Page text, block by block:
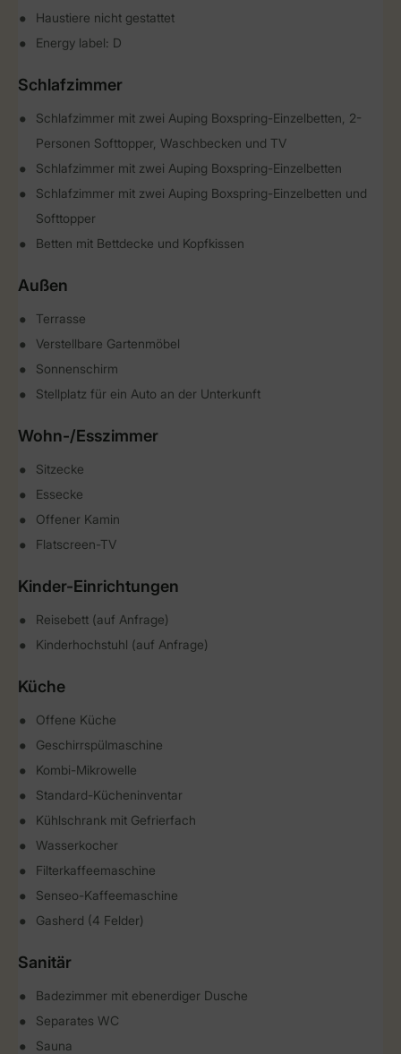
Haustiere nicht gestattet
Energy label: D
Schlafzimmer
Schlafzimmer mit zwei Auping Boxspring-Einzelbetten, 2-
Personen Softtopper, Waschbecken und TV
Schlafzimmer mit zwei Auping Boxspring-Einzelbetten
Schlafzimmer mit zwei Auping Boxspring-Einzelbetten und
Softtopper
Betten mit Bettdecke und Kopfkissen
Außen
Terrasse
Verstellbare Gartenmöbel
Sonnenschirm
Stellplatz für ein Auto an der Unterkunft
Wohn-/Esszimmer
Sitzecke
Essecke
Offener Kamin
Flatscreen-TV
Kinder-Einrichtungen
Reisebett (auf Anfrage)
Kinderhochstuhl (auf Anfrage)
Küche
Offene Küche
Geschirrspülmaschine
Kombi-Mikrowelle
Standard-Kücheninventar
Kühlschrank mit Gefrierfach
Wasserkocher
Filterkaffeemaschine
Senseo-Kaffeemaschine
Gasherd (4 Felder)
Sanitär
Badezimmer mit ebenerdiger Dusche
Separates WC
Sauna